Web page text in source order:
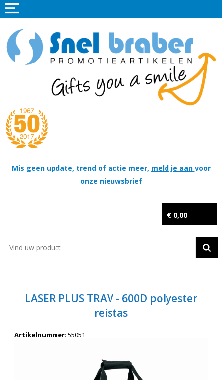
Mis geen update, trend of actie meer, meld je aan voor
onze nieuwsbrief
€ 0,00
Home
Promotieartikelen
Tassen
Thema's
Contact
Wil je snel een advies? Bel nu 053-7920045 of 06-55731304
LASER PLUS TRAV - 600D polyester
reistas
Artikelnummer: 55051